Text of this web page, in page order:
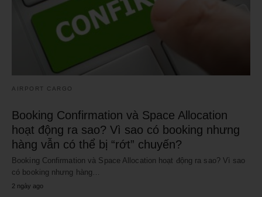
AIRPORT CARGO
Booking Confirmation và Space Allocation
hoạt động ra sao? Vì sao có booking nhưng
hàng vẫn có thể bị “rớt” chuyến?
Booking Confirmation và Space Allocation hoạt động ra sao? Vì sao
có booking nhưng hàng…
2 ngày ago